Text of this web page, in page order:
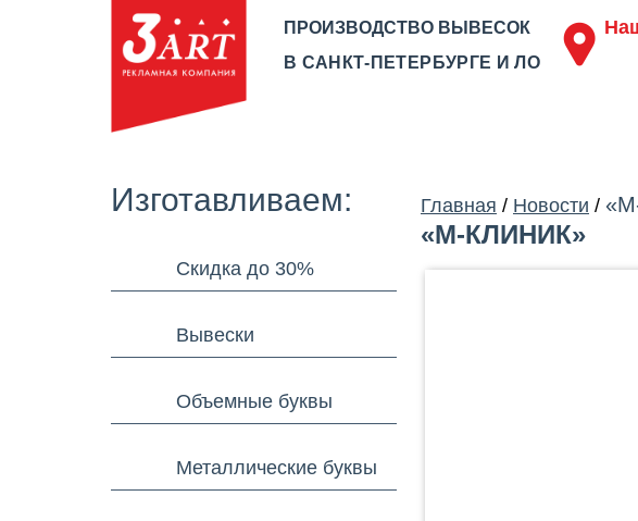
ПРОИЗВОДСТВО ВЫВЕСОК
В САНКТ-ПЕТЕРБУРГЕ И ЛО
Изготавливаем:
Скидка до 30%
Вывески
Объемные буквы
Металлические буквы
Главная / Новости /
«М-КЛИНИК»